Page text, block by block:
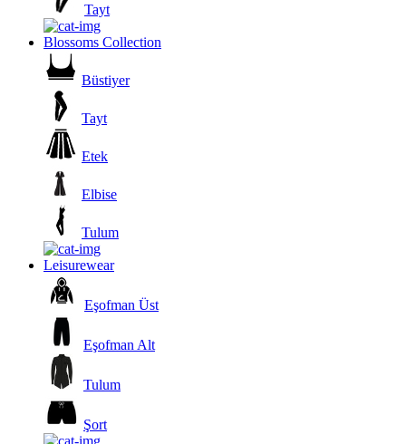
Tayt
Blossoms Collection
Büstiyer
Tayt
Etek
Elbise
Tulum
Leisurewear
Eşofman Üst
Eşofman Alt
Tulum
Şort